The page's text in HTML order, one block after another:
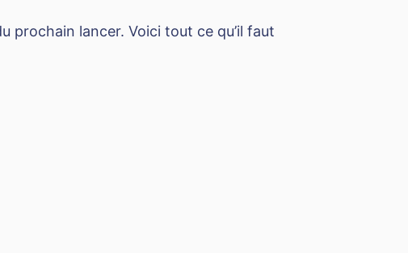
prochain lancer. Voici tout ce qu’il faut